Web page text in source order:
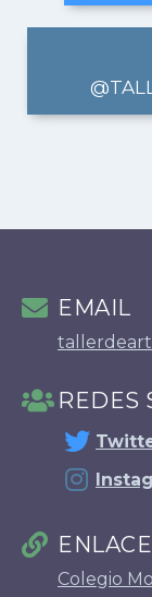
EMAIL
REDES
Colegio